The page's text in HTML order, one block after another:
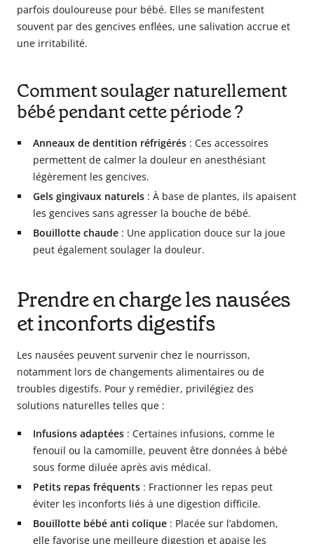
parfois douloureuse pour bébé. Elles se manifestent
souvent par des gencives enflées, une salivation accrue et
une irritabilité.
Comment soulager naturellement
bébé pendant cette période ?
Anneaux de dentition réfrigérés: Ces accessoires
permettent de calmer la douleur en anesthésiant
légèrement les gencives.
Gels gingivaux naturels: À base de plantes, ils apaisent
les gencives sans agresser la bouche de bébé.
Bouillotte chaude: Une application douce sur la joue
peut également soulager la douleur.
Prendre en charge les nausées
et inconforts digestifs
Les nausées peuvent survenir chez le nourrisson,
notamment lors de changements alimentaires ou de
troubles digestifs. Pour y remédier, privilégiez des
solutions naturelles telles que :
Infusions adaptées: Certaines infusions, comme le
fenouil ou la camomille, peuvent être données à bébé
sous forme diluée après avis médical.
Petits repas fréquents: Fractionner les repas peut
éviter les inconforts liés à une digestion difficile.
Bouillotte bébé anti colique: Placée sur l’abdomen,
elle favorise une meilleure digestion et apaise les